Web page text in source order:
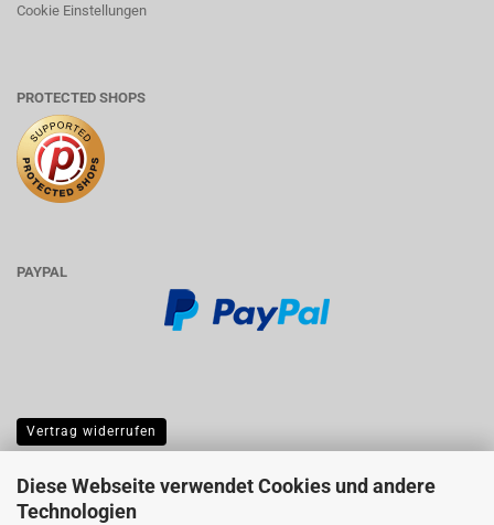
Diese Webseite verwendet Cookies und andere
Technologien
Cookie Einstellungen
PROTECTED SHOPS
PAYPAL
Vertrag widerrufen